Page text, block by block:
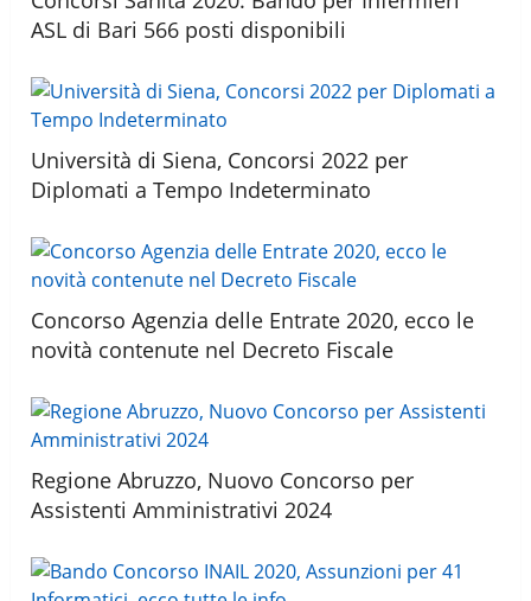
ASL di Bari 566 posti disponibili
Università di Siena, Concorsi 2022 per
Diplomati a Tempo Indeterminato
Concorso Agenzia delle Entrate 2020, ecco le
novità contenute nel Decreto Fiscale
Regione Abruzzo, Nuovo Concorso per
Assistenti Amministrativi 2024